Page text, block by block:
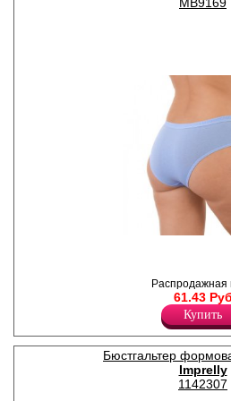
передней части
ластовицей.
Хлопок 95%
Эластан 5%
Распродажная
61.43 Руб
Купить
Бюстгальтер
Imprelly
1142307